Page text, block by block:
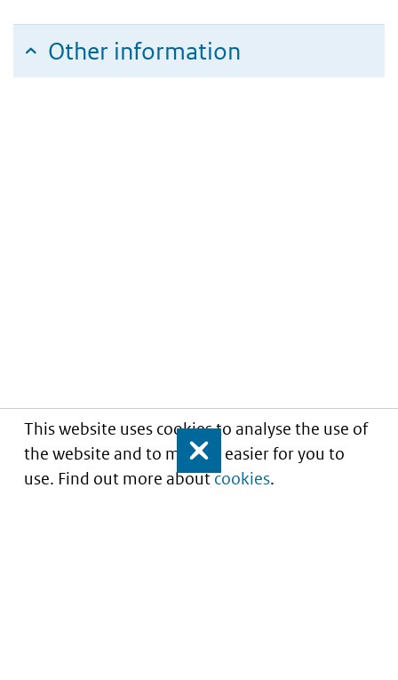
This website uses cookies to analyse the use of
the website and to make it easier for you to
use. Find out more aboutcookies.
Close
Other information